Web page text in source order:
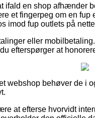
ifald en shop afhænder
et fingerpeg om en
imod fup outlets på
eller
efterspørger at
webshop behøver de i
at efterse hvorvidt